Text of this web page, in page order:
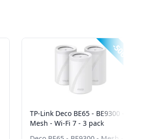
-506 kr
TP-Link Deco BE65 - BE9300 -
Mesh - Wi-Fi 7 - 3 pack